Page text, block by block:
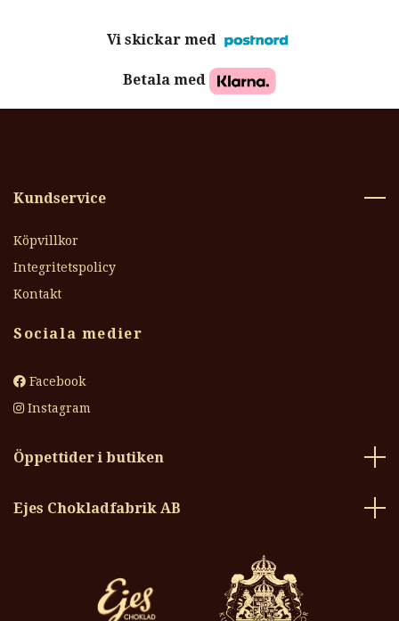
Vi skickar med
Betala med
Kundservice
Köpvillkor
Integritetspolicy
Kontakt
Sociala medier
Facebook
Instagram
Öppettider i butiken
Ejes Chokladfabrik AB